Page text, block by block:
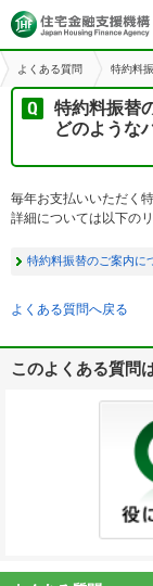
よくある質問 特約料
特約料振替
どのような
毎年お支払いいただく
詳細については以下の
特約料振替のご案内に
よくある質問へ戻る
このよくある質問